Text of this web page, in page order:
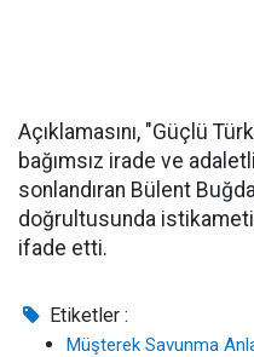
Açıklamasını, "Güçlü
bağımsız irade ve
sonlandıran Bülent
doğrultusunda
ifade etti.
Etiketler :
Müşterek Savunma